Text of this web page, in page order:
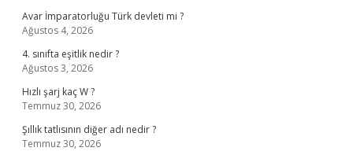
Avar İmparatorluğu Türk devleti mi ?
Ağustos 4, 2026
4. sınıfta eşitlik nedir ?
Ağustos 3, 2026
Hızlı şarj kaç W ?
Temmuz 30, 2026
Şıllık tatlısının diğer adı nedir ?
Temmuz 30, 2026